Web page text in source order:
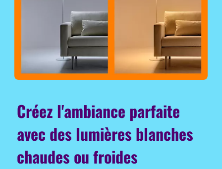
Créez l'ambiance parfaite
avec des lumières blanches
chaudes ou froides